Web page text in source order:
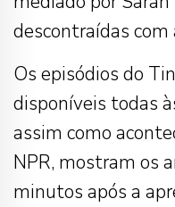
descontraídas com
Os episódios do
disponíveis todas
assim como
NPR, mostram os
minutos após a